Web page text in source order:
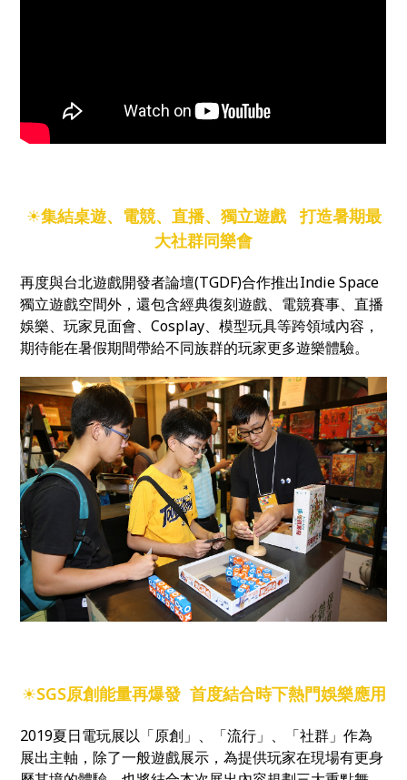
☀集結桌遊、電競、直播、獨立遊戲 打造暑期最
大社群同樂會
再度與台北遊戲開發者論壇(TGDF)合作推出Indie Space
獨立遊戲空間外，還包含經典復刻遊戲、電競賽事、直播
娛樂、玩家見面會、Cosplay、模型玩具等跨領域內容，
期待能在暑假期間帶給不同族群的玩家更多遊樂體驗。
☀SGS原創能量再爆發 首度結合時下熱門娛樂應用
2019夏日電玩展以「原創」、「流行」、「社群」作為
展出主軸，除了一般遊戲展示，為提供玩家在現場有更身